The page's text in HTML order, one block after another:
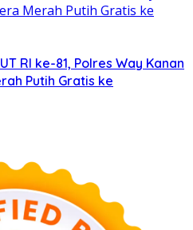
RI ke-81, Polres Way Kanan
Putih Gratis ke